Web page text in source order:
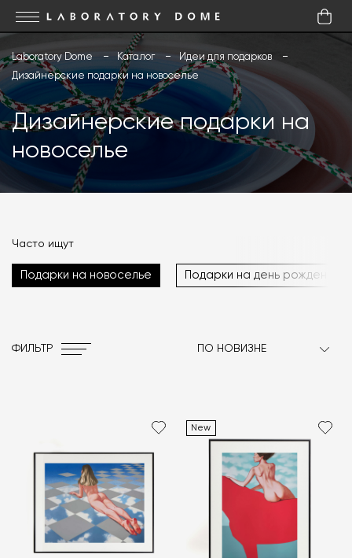
Laboratory Dome Каталог
Идеи для подарков
Дизайнерские подарки на новоселье
Дизайнерские подарки на
новоселье
Часто ищут
Подарки на новоселье Подарки на день рождения
ФИЛЬТР ПО НОВИЗНЕ
New